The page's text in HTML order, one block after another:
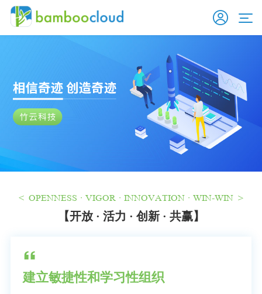
< OPENNESS · VIGOR · INNOVATION · WIN-WIN >
【开放 · 活力 · 创新 · 共赢】
建立敏捷性和学习性组织